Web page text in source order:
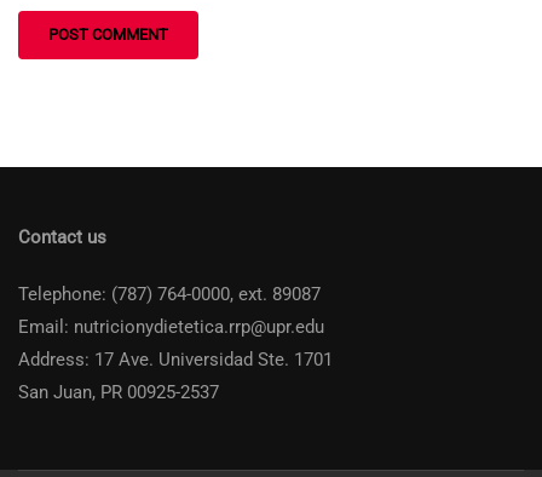
Contact us
Telephone: (787) 764-0000, ext. 89087
Email: nutricionydietetica.rrp@upr.edu
Address: 17 Ave. Universidad Ste. 1701
San Juan, PR 00925-2537